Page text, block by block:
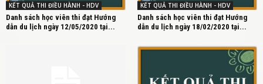
KẾT QUẢ THI ĐIỀU HÀNH - HDV
Danh sách học viên thi đạt Hướng
dẫn du lịch ngày 12/05/2020 tại...
KẾT QUẢ THI ĐIỀU HÀNH - HDV
Danh sách học viên thi đạt Hướng
dẫn du lịch ngày 18/02/2020 tại...